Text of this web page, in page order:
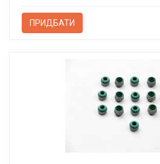
ПРИДБАТИ